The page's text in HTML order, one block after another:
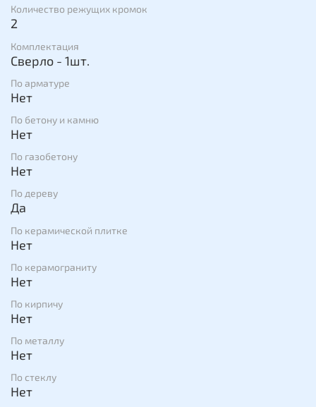
Количество режущих кромок
2
Комплектация
Сверло - 1шт.
По арматуре
Нет
По бетону и камню
Нет
По газобетону
Нет
По дереву
Да
По керамической плитке
Нет
По керамограниту
Нет
По кирпичу
Нет
По металлу
Нет
По стеклу
Нет